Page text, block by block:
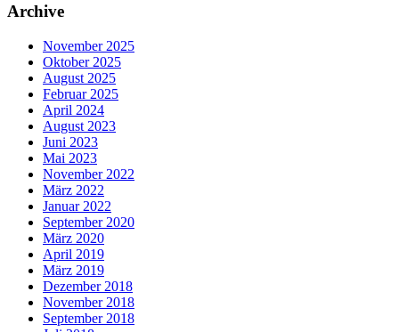
Archive
November 2025
Oktober 2025
August 2025
Februar 2025
April 2024
August 2023
Juni 2023
Mai 2023
November 2022
März 2022
Januar 2022
September 2020
März 2020
April 2019
März 2019
Dezember 2018
November 2018
September 2018